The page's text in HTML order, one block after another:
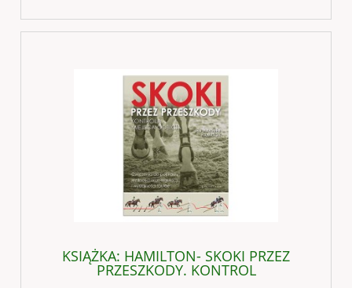
KSIĄŻKA: HAMILTON- SKOKI PRZEZ
PRZESZKODY. KONTROL